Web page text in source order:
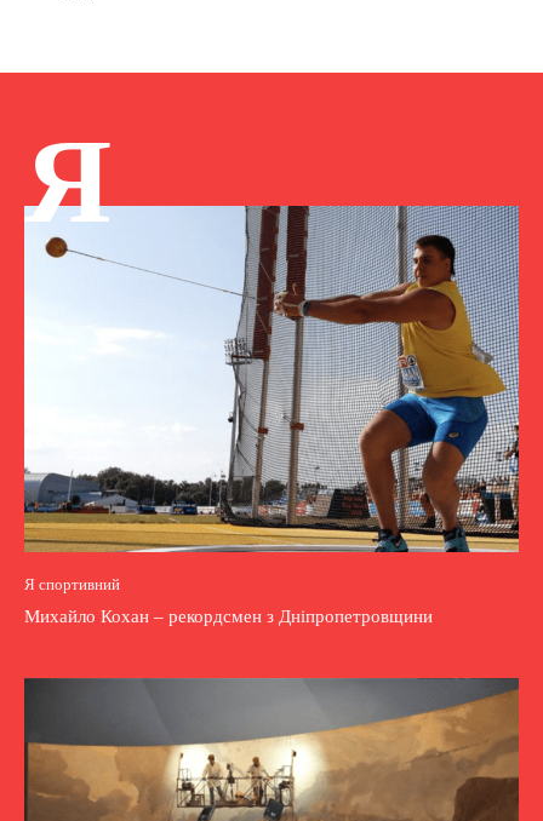
Я
Я спортивний
Михайло Кохан – рекордсмен з Дніпропетровщини